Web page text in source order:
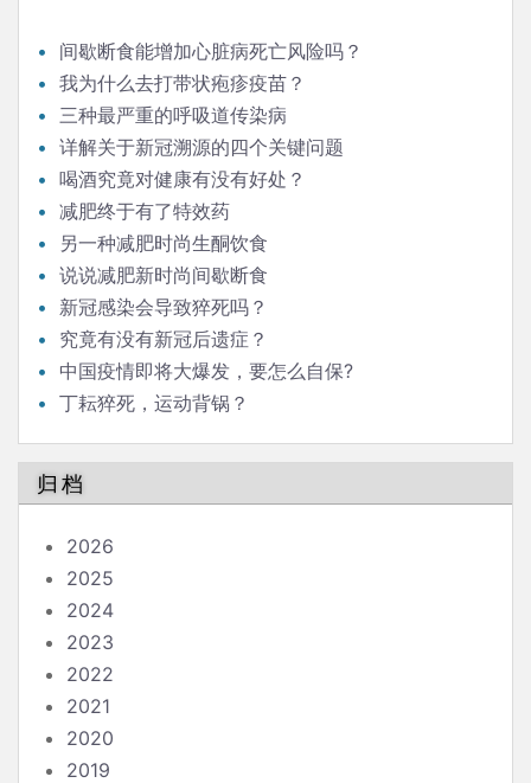
间歇断食能增加心脏病死亡风险吗？
我为什么去打带状疱疹疫苗？
三种最严重的呼吸道传染病
详解关于新冠溯源的四个关键问题
喝酒究竟对健康有没有好处？
减肥终于有了特效药
另一种减肥时尚生酮饮食
说说减肥新时尚间歇断食
新冠感染会导致猝死吗？
究竟有没有新冠后遗症？
中国疫情即将大爆发，要怎么自保?
丁耘猝死，运动背锅？
归档
2026
2025
2024
2023
2022
2021
2020
2019